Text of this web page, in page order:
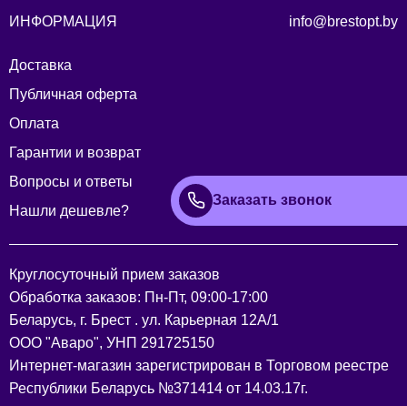
ИНФОРМАЦИЯ
Доставка
Публичная оферта
Оплата
Гарантии и возврат
Вопросы и ответы
Нашли дешевле?
info@brestopt.by
Заказать звонок
Круглосуточный прием заказов
Обработка заказов: Пн-Пт, 09:00-17:00
Беларусь, г. Брест . ул. Карьерная 12А/1
ООО "Аваро", УНП 291725150
Интернет-магазин зарегистрирован в Торговом реестре
Республики Беларусь №371414 от 14.03.17г.